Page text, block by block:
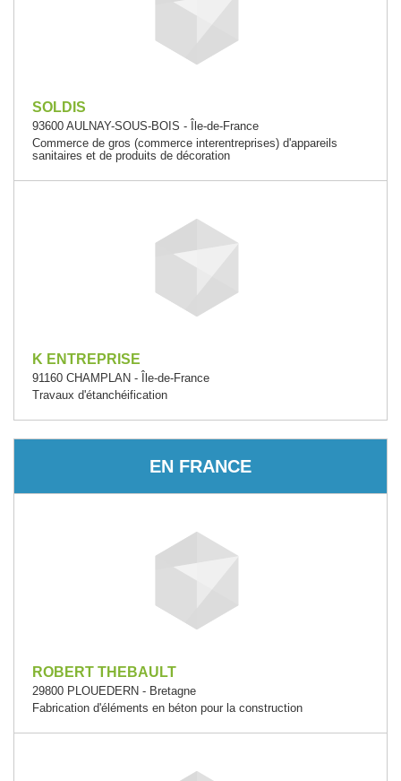
SOLDIS
93600 AULNAY-SOUS-BOIS - Île-de-France
Commerce de gros (commerce interentreprises) d'appareils
sanitaires et de produits de décoration
K ENTREPRISE
91160 CHAMPLAN - Île-de-France
Travaux d'étanchéification
EN FRANCE
ROBERT THEBAULT
29800 PLOUEDERN - Bretagne
Fabrication d'éléments en béton pour la construction